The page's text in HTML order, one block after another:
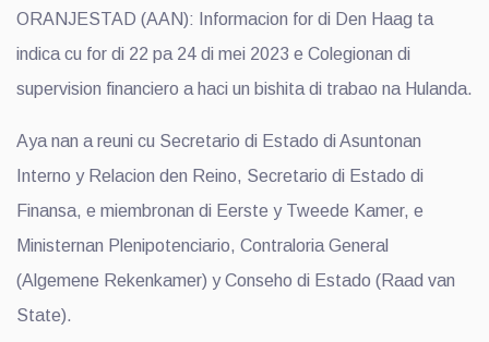
ORANJESTAD (AAN): Informacion for di Den Haag ta
indica cu for di 22 pa 24 di mei 2023 e Colegionan di
supervision financiero a haci un bishita di trabao na Hulanda.
Aya nan a reuni cu Secretario di Estado di Asuntonan
Interno y Relacion den Reino, Secretario di Estado di
Finansa, e miembronan di Eerste y Tweede Kamer, e
Ministernan Plenipotenciario, Contraloria General
(Algemene Rekenkamer) y Conseho di Estado (Raad van
State).